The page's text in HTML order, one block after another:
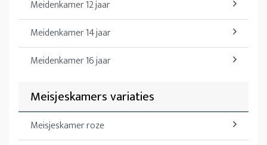
Meidenkamer 12 jaar
Meidenkamer 14 jaar
Meidenkamer 16 jaar
Meisjeskamers variaties
Meisjeskamer roze